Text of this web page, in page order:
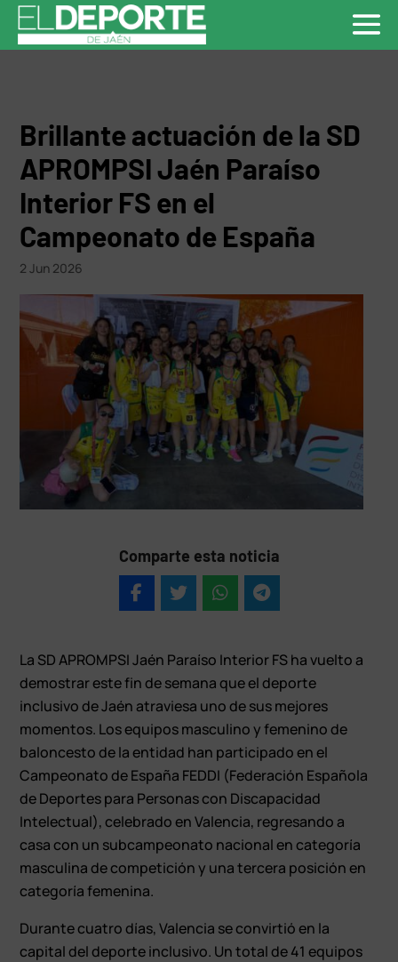
Brillante actuación de la SD
APROMPSI Jaén Paraíso
Interior FS en el
Campeonato de España
2 Jun 2026
Comparte esta noticia
La SD APROMPSI Jaén Paraíso Interior FS ha vuelto a
demostrar este fin de semana que el deporte
inclusivo de Jaén atraviesa uno de sus mejores
momentos. Los equipos masculino y femenino de
baloncesto de la entidad han participado en el
Campeonato de España FEDDI (Federación Española
de Deportes para Personas con Discapacidad
Intelectual), celebrado en Valencia, regresando a
casa con un subcampeonato nacional en categoría
masculina de competición y una tercera posición en
categoría femenina.
Durante cuatro días, Valencia se convirtió en la
capital del deporte inclusivo. Un total de 41 equipos